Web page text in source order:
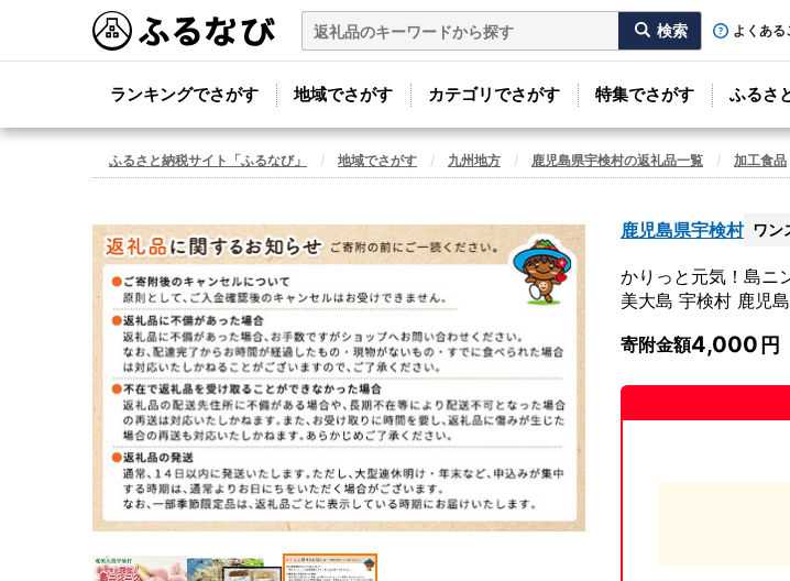
よくある
ランキングでさがす 地域でさがす カテゴリでさがす 特集でさがす ふるさ
ふるさと納税サイト「ふるなび」 地域でさがす 九州地方 鹿児島県宇検村の返礼品一覧 加工食品
鹿児島県宇検村 ワン
かりっと元気！島ニ
美大島 宇検村 鹿児島
寄附金額4,000